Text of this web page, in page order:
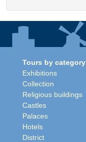
Tours by category
Exhibitions
Collection
Religious buildings
Castles
Palaces
Hotels
District